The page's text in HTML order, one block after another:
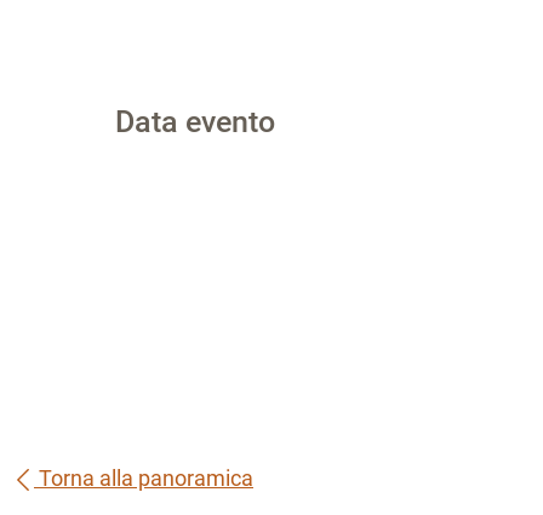
Data evento
Torna alla panoramica